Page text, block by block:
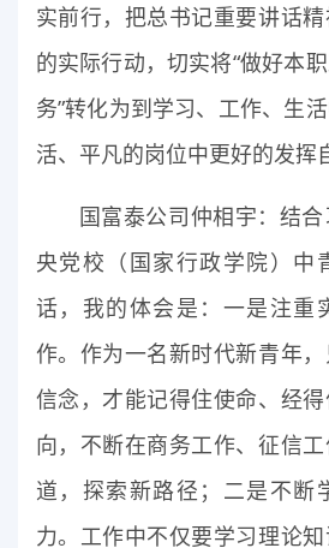
实前行，把总书记重要讲话
的实际行动，切实将“做好本
务”转化为到学习、工作、生
活、平凡的岗位中更好的发挥
国富泰公司仲相宇：结
央党校（国家行政学院）中
话，我的体会是：一是注重
作。作为一名新时代新青年
信念，才能记得住使命、经
向，不断在商务工作、征信
道，探索新路径；二是不断
力。工作中不仅要学习理论